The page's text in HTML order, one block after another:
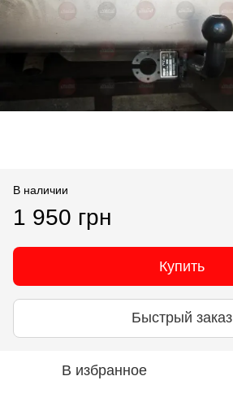
В наличии
1 950 грн
Купить
Быстрый заказ
В избранное